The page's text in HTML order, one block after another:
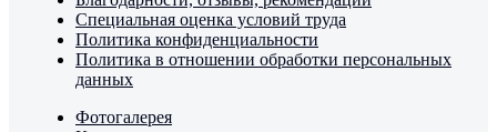
Специальная оценка условий труда
Политика конфиденциальности
Политика в отношении обработки персональных
данных
Фотогалерея